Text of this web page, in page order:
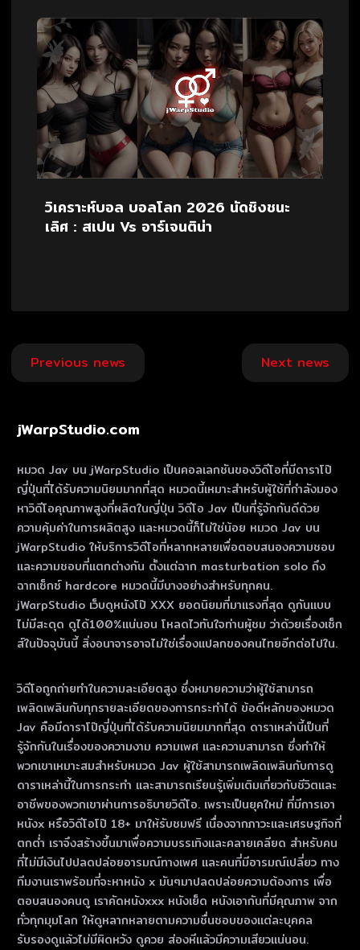
วิเคราะห์บอล บอลโลก 2026 นัดชิงชนะ
เลิศ : สเปน Vs อาร์เจนติน่า
Post
navigation
Previous news Next news
jWarpStudio.com
หมวด Jav บน jWarpStudio เป็นคอลเลกชันของวิดีโอที่มีดาราโป๊
ญี่ปุ่นที่ได้รับความนิยมมากที่สุด หมวดนี้เหมาะสําหรับผู้ใช้ที่กําลังมอง
หาวิดีโอคุณภาพสูงที่ผลิตในญี่ปุ่น วิดีโอ Jav เป็นที่รู้จักกันดีด้วย
ความคุ้มค่าในการผลิตสูง และหมวดนี้ก็ไม่ใช่น้อย หมวด Jav บน
jWarpStudio ให้บริการวิดีโอที่หลากหลายเพื่อตอบสนองความชอบ
และความชอบที่แตกต่างกัน ตั้งแต่ฉาก masturbation solo ถึง
ฉากเซ็กซ์ hardcore หมวดนี้มีบางอย่างสําหรับทุกคน.
jWarpStudio เว็บดูหนังโป๊ XXX ยอดนิยมที่มาแรงที่สุด ดูกันแบบ
ไม่มีสะดุด ดูได้100%แน่นอน โหลดไวทันใจท่านผู้ชม ว่าด้วยเรื่องเซ็ก
ส์ในปัจจุบันนี้ สิ่งอนาจารอาจไม่ใช่เรื่องแปลกของคนไทยอีกต่อไปใน.
วิดีโอถูกถ่ายทําในความละเอียดสูง ซึ่งหมายความว่าผู้ใช้สามารถ
เพลิดเพลินกับทุกรายละเอียดของการกระทําได้ ข้อดีหลักของหมวด
Jav คือมีดาราโป๊ญี่ปุ่นที่ได้รับความนิยมมากที่สุด ดาราเหล่านี้เป็นที่
รู้จักกันในเรื่องของความงาม ความเพศ และความสามารถ ซึ่งทําให้
พวกเขาเหมาะสมสําหรับหมวด Jav ผู้ใช้สามารถเพลิดเพลินกับการดู
ดาราเหล่านี้ในการกระทํา และสามารถเรียนรู้เพิ่มเติมเกี่ยวกับชีวิตและ
อาชีพของพวกเขาผ่านการอธิบายวิดีโอ. เพราะเป็นยุคใหม่ ที่มีการเอา
หนังx หรือวิดีโอโป๊ 18+ มาให้รับชมฟรี เนื่องจากภาวะและเศรษฐกิจที่
ตกต่ำ เราจึงสร้างขึ้นมาเพื่อความบรรเทิงและคลายเคลียด สำหรับคน
ที่ไม่มีเงินไปปลดปล่อยอารมณ์ทางเพศ และคนที่มีอารมณ์เปลี่ยว ทาง
ทีมงานเราพร้อมที่จะหาหนัง x มันๆมาปลดปล่อยความต้องการ เพื่อ
ตอบสนองคนดู เราคัดหนังxxx หนังเย็ด หนังเอากันที่มีคุณภาพ จาก
ทั่วทุกมุมโลก ให้ดูหลากหลายตามความชื่นชอบของแต่ละบุคคล
รับรองดูแล้วไม่มีผิดหวัง ดูควย ส่องหีแล้วมีความเสียวแน่นอน.